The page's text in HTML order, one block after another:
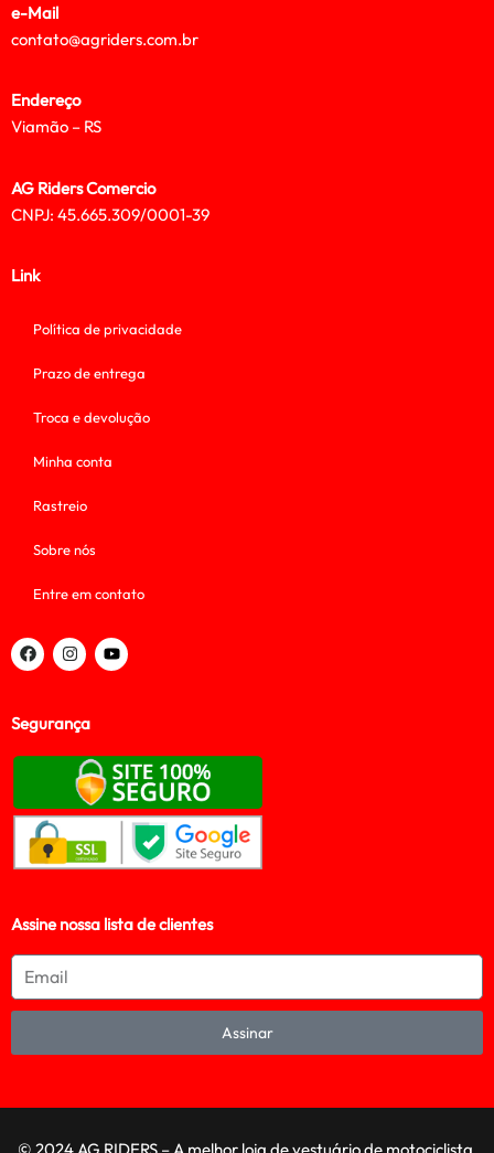
e-Mail
contato@agriders.com.br
Endereço
Viamão – RS
AG Riders Comercio
CNPJ: 45.665.309/0001-39
Link
Política de privacidade
Prazo de entrega
Troca e devolução
Minha conta
Rastreio
Sobre nós
Entre em contato
Segurança
Assine nossa lista de clientes
Assinar